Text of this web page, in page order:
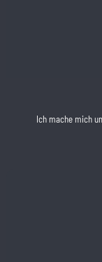
Ich mache mich